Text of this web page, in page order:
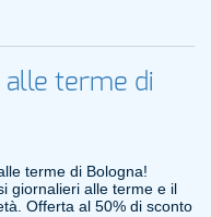
alle terme di
terme di Bologna!
giornalieri alle terme e il
Offerta al 50% di sconto